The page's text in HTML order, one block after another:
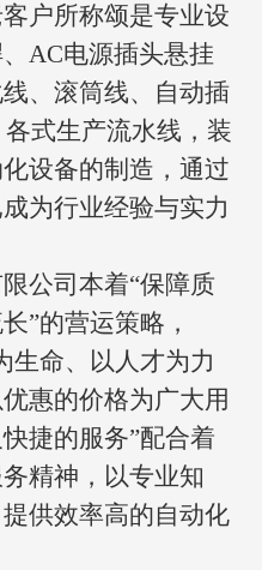
户所称颂是专业设
AC电源插头悬挂
、滚筒线、自动插
式生产流水线，装
设备的制造，通过
为行业经验与实力
公司本着“保障质
”的营运策略，
生命、以人才为力
惠的价格为广大用
捷的服务”配合着
精神，以专业知
供效率高的自动化